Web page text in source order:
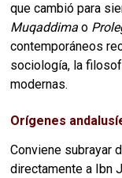
que cambió para
Muqaddima o
contemporáneos
sociología, la
modernas.
Orígenes
Conviene subrayar
directamente a Ibn